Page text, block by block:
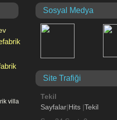
villa
Sosyal Medya
Site Trafiği
Tekil
Sayfalar|Hits |Tekil